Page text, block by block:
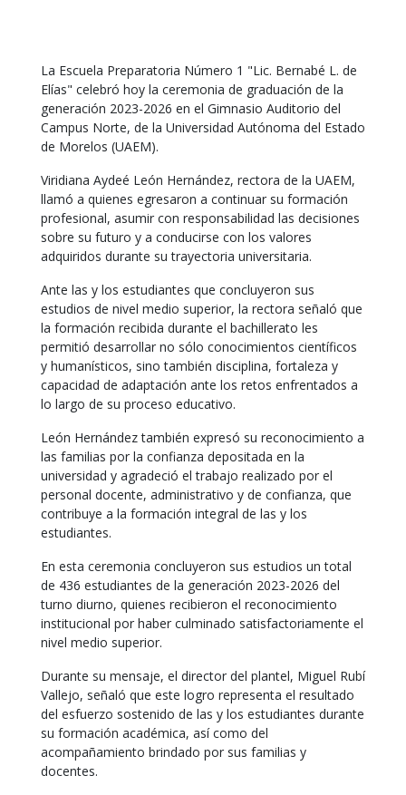
La Escuela Preparatoria Número 1 "Lic. Bernabé L. de
Elías" celebró hoy la ceremonia de graduación de la
generación 2023-2026 en el Gimnasio Auditorio del
Campus Norte, de la Universidad Autónoma del Estado
de Morelos (UAEM).
Viridiana Aydeé León Hernández, rectora de la UAEM,
llamó a quienes egresaron a continuar su formación
profesional, asumir con responsabilidad las decisiones
sobre su futuro y a conducirse con los valores
adquiridos durante su trayectoria universitaria.
Ante las y los estudiantes que concluyeron sus
estudios de nivel medio superior, la rectora señaló que
la formación recibida durante el bachillerato les
permitió desarrollar no sólo conocimientos científicos
y humanísticos, sino también disciplina, fortaleza y
capacidad de adaptación ante los retos enfrentados a
lo largo de su proceso educativo.
León Hernández también expresó su reconocimiento a
las familias por la confianza depositada en la
universidad y agradeció el trabajo realizado por el
personal docente, administrativo y de confianza, que
contribuye a la formación integral de las y los
estudiantes.
En esta ceremonia concluyeron sus estudios un total
de 436 estudiantes de la generación 2023-2026 del
turno diurno, quienes recibieron el reconocimiento
institucional por haber culminado satisfactoriamente el
nivel medio superior.
Durante su mensaje, el director del plantel, Miguel Rubí
Vallejo, señaló que este logro representa el resultado
del esfuerzo sostenido de las y los estudiantes durante
su formación académica, así como del
acompañamiento brindado por sus familias y
docentes.